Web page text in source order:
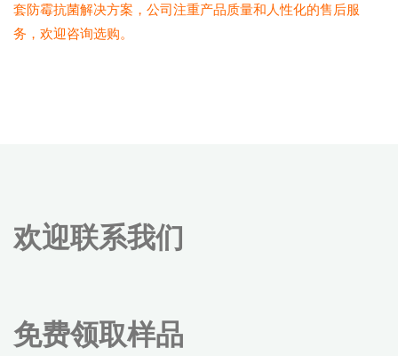
套防霉抗菌解决方案，公司注重产品质量和人性化的售后服
务，欢迎咨询选购。
欢迎联系我们
免费领取样品